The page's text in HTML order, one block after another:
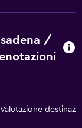
/
Valutazione